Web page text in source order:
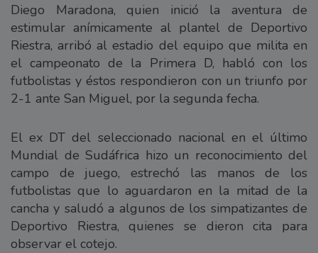
Diego Maradona, quien inició la aventura de
estimular anímicamente al plantel de Deportivo
Riestra, arribó al estadio del equipo que milita en
el campeonato de la Primera D, habló con los
futbolistas y éstos respondieron con un triunfo por
2-1 ante San Miguel, por la segunda fecha.
El ex DT del seleccionado nacional en el último
Mundial de Sudáfrica hizo un reconocimiento del
campo de juego, estrechó las manos de los
futbolistas que lo aguardaron en la mitad de la
cancha y saludó a algunos de los simpatizantes de
Deportivo Riestra, quienes se dieron cita para
observar el cotejo.